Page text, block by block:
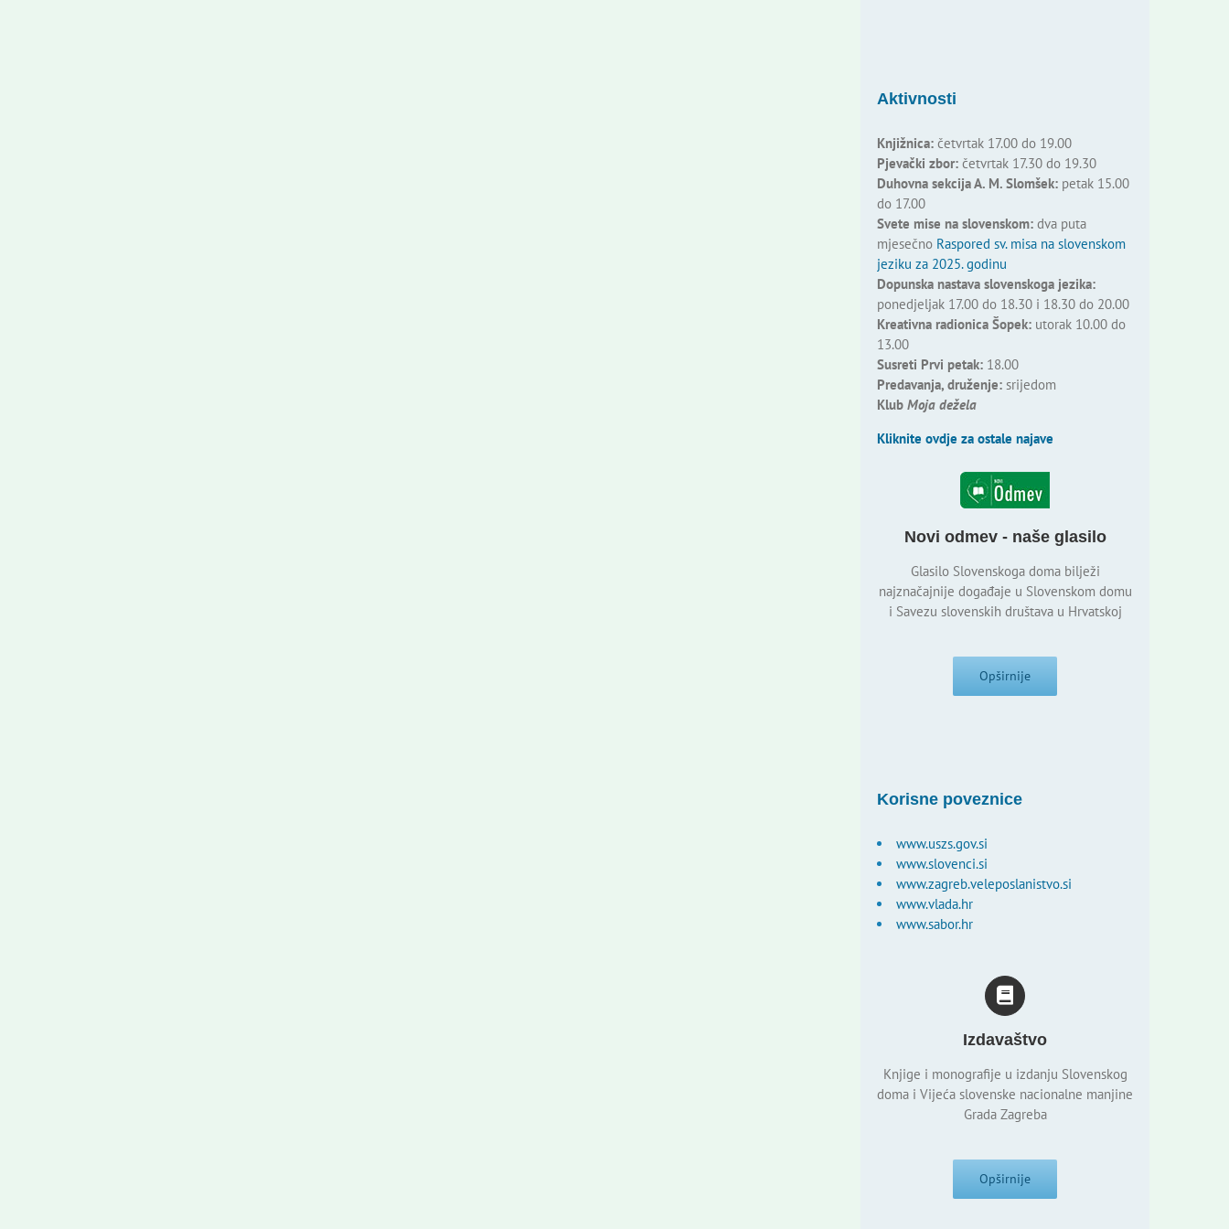
Aktivnosti
Knjižnica:četvrtak 17.00 do 19.00
Pjevački zbor:četvrtak 17.30 do 19.30
Duhovna sekcija A. M. Slomšek:petak 15.00
do 17.00
Svete mise na slovenskom:dva puta
mjesečno Raspored sv. misa na slovenskom
jeziku za 2025. godinu
Dopunska nastava slovenskoga jezika:
ponedjeljak 17.00 do 18.30 i 18.30 do 20.00
Kreativna radionica Šopek:utorak 10.00 do
13.00
Susreti Prvi petak:18.00
Predavanja, druženje:srijedom
Klub Moja dežela
Kliknite ovdje za ostale najave
Novi odmev - naše glasilo
Glasilo Slovenskoga doma bilježi
najznačajnije događaje u Slovenskom domu
i Savezu slovenskih društava u Hrvatskoj
Opširnije
Korisne poveznice
www.uszs.gov.si
www.slovenci.si
www.zagreb.veleposlanistvo.si
www.vlada.hr
www.sabor.hr
Izdavaštvo
Knjige i monografije u izdanju Slovenskog
doma i Vijeća slovenske nacionalne manjine
Grada Zagreba
Opširnije